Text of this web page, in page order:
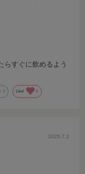
らすぐに飲めるよう
0 Like! 0
2025.7.2